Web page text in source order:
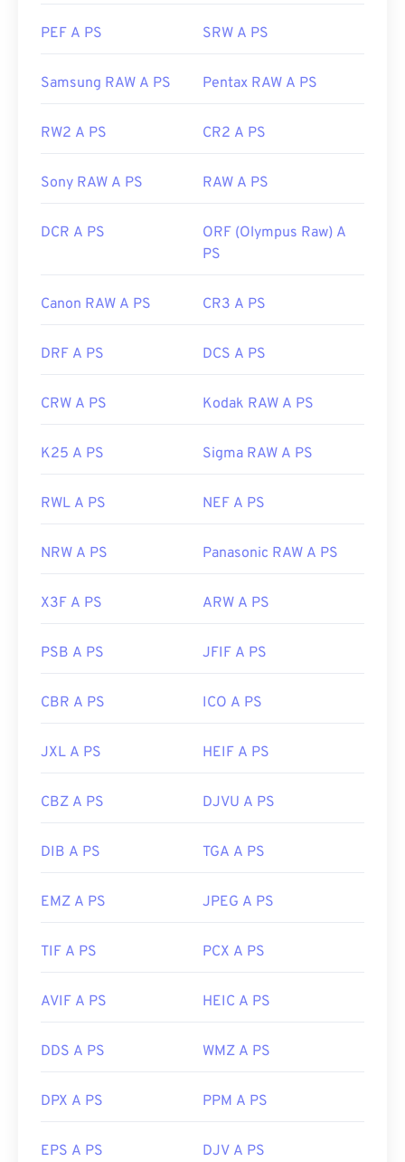
PEF A PS SRW A PS
Samsung RAW A PS Pentax RAW A PS
RW2 A PS CR2 A PS
Sony RAW A PS RAW A PS
DCR A PS
ORF (Olympus Raw) A
PS
Canon RAW A PS CR3 A PS
DRF A PS DCS A PS
CRW A PS Kodak RAW A PS
K25 A PS Sigma RAW A PS
RWL A PS NEF A PS
NRW A PS Panasonic RAW A PS
X3F A PS ARW A PS
PSB A PS JFIF A PS
CBR A PS ICO A PS
JXL A PS HEIF A PS
CBZ A PS DJVU A PS
DIB A PS TGA A PS
EMZ A PS JPEG A PS
TIF A PS PCX A PS
AVIF A PS HEIC A PS
DDS A PS WMZ A PS
DPX A PS PPM A PS
EPS A PS DJV A PS